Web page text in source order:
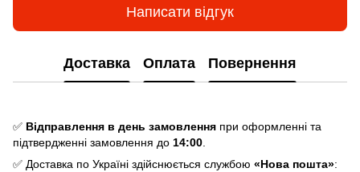
Написати відгук
Доставка Оплата Повернення
✅ Відправлення в день замовлення при оформленні та
підтвердженні замовлення до 14:00.
✅ Доставка по Україні здійснюється службою «Нова пошта»: